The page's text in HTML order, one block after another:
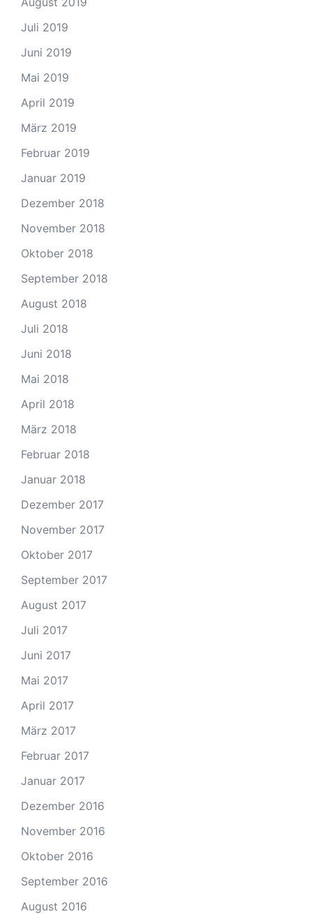
Juli 2019
Juni 2019
Mai 2019
April 2019
März 2019
Februar 2019
Januar 2019
Dezember 2018
November 2018
Oktober 2018
September 2018
August 2018
Juli 2018
Juni 2018
Mai 2018
April 2018
März 2018
Februar 2018
Januar 2018
Dezember 2017
November 2017
Oktober 2017
September 2017
August 2017
Juli 2017
Juni 2017
Mai 2017
April 2017
März 2017
Februar 2017
Januar 2017
Dezember 2016
November 2016
Oktober 2016
September 2016
August 2016